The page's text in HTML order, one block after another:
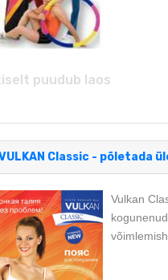
puudub laos
Classic - põletada
Vulkan